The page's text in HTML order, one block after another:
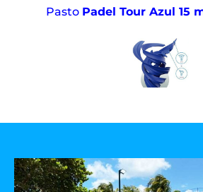
Pasto Padel Tour Azul 15